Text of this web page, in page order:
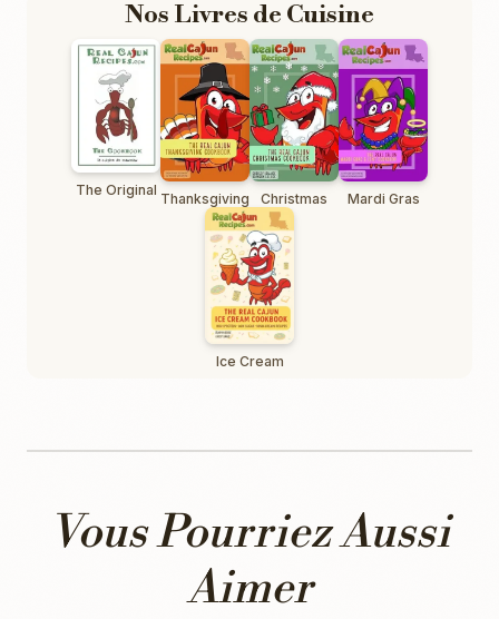
Nos Livres de Cuisine
The Original Thanksgiving Christmas Mardi Gras
Ice Cream
Vous Pourriez Aussi
Aimer